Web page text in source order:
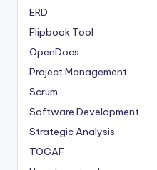
ERD
Flipbook Tool
OpenDocs
Project Management
Scrum
Software Development
Strategic Analysis
TOGAF